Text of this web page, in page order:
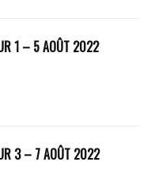
1 – 5 AOÛT 2022
3 – 7 AOÛT 2022